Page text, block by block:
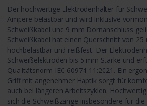
Der hochwertige Elektrodenhalter für
Ampere belastbar und wird inklusive
Schweißkabel und 9 mm Dornanschluss
Schweißkabel hat einen Querschnitt von 25
hochbelastbar und reißfest. Der
Schweißelektroden bis 5 mm Stärke und
Qualitätsnorm IEC 60974-11:2021. Ein
Griff mit angenehmer Haptik sorgt für
auch bei längeren Arbeitszyklen.
sich die Schweißzange insbesondere für